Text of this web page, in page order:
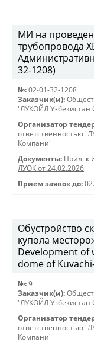
МИ на
трубопровода
32-1208)
№: 02-01-32-1208
Заказчик(и):
"ЛУКОЙЛ Узбекистан
Организатор
ответственностью
Компани"
Документы: Прил. к
ЛУОК от 24.02.2026
Прием заявок до:
Обустройство
купола
Development of
dome of
№: 9
Заказчик(и):
"ЛУКОЙЛ Узбекистан
Организатор
ответственностью
Компани"